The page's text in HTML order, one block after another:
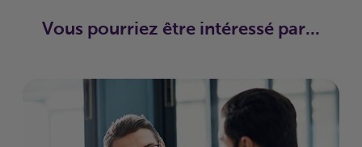
Vous pourriez être intéressé par...